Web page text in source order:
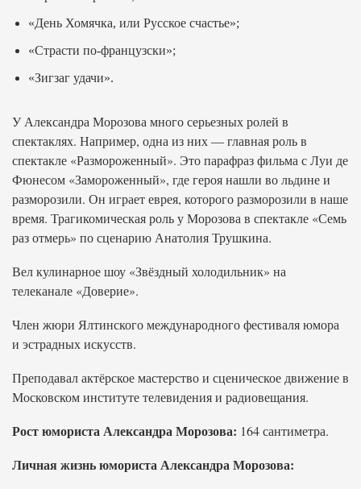
«День Хомячка, или Русское счастье»;
«Страсти по-французски»;
«Зигзаг удачи».
У Александра Морозова много серьезных ролей в
спектаклях. Например, одна из них — главная роль в
спектакле «Размороженный». Это парафраз фильма с Луи де
Фюнесом «Замороженный», где героя нашли во льдине и
разморозили. Он играет еврея, которого разморозили в наше
время. Трагикомическая роль у Морозова в спектакле «Семь
раз отмерь» по сценарию Анатолия Трушкина.
Вел кулинарное шоу «Звёздный холодильник» на
телеканале «Доверие».
Член жюри Ялтинского международного фестиваля юмора
и эстрадных искусств.
Преподавал актёрское мастерство и сценическое движение в
Московском институте телевидения и радиовещания.
Рост юмориста Александра Морозова: 164 сантиметра.
Личная жизнь юмориста Александра Морозова: